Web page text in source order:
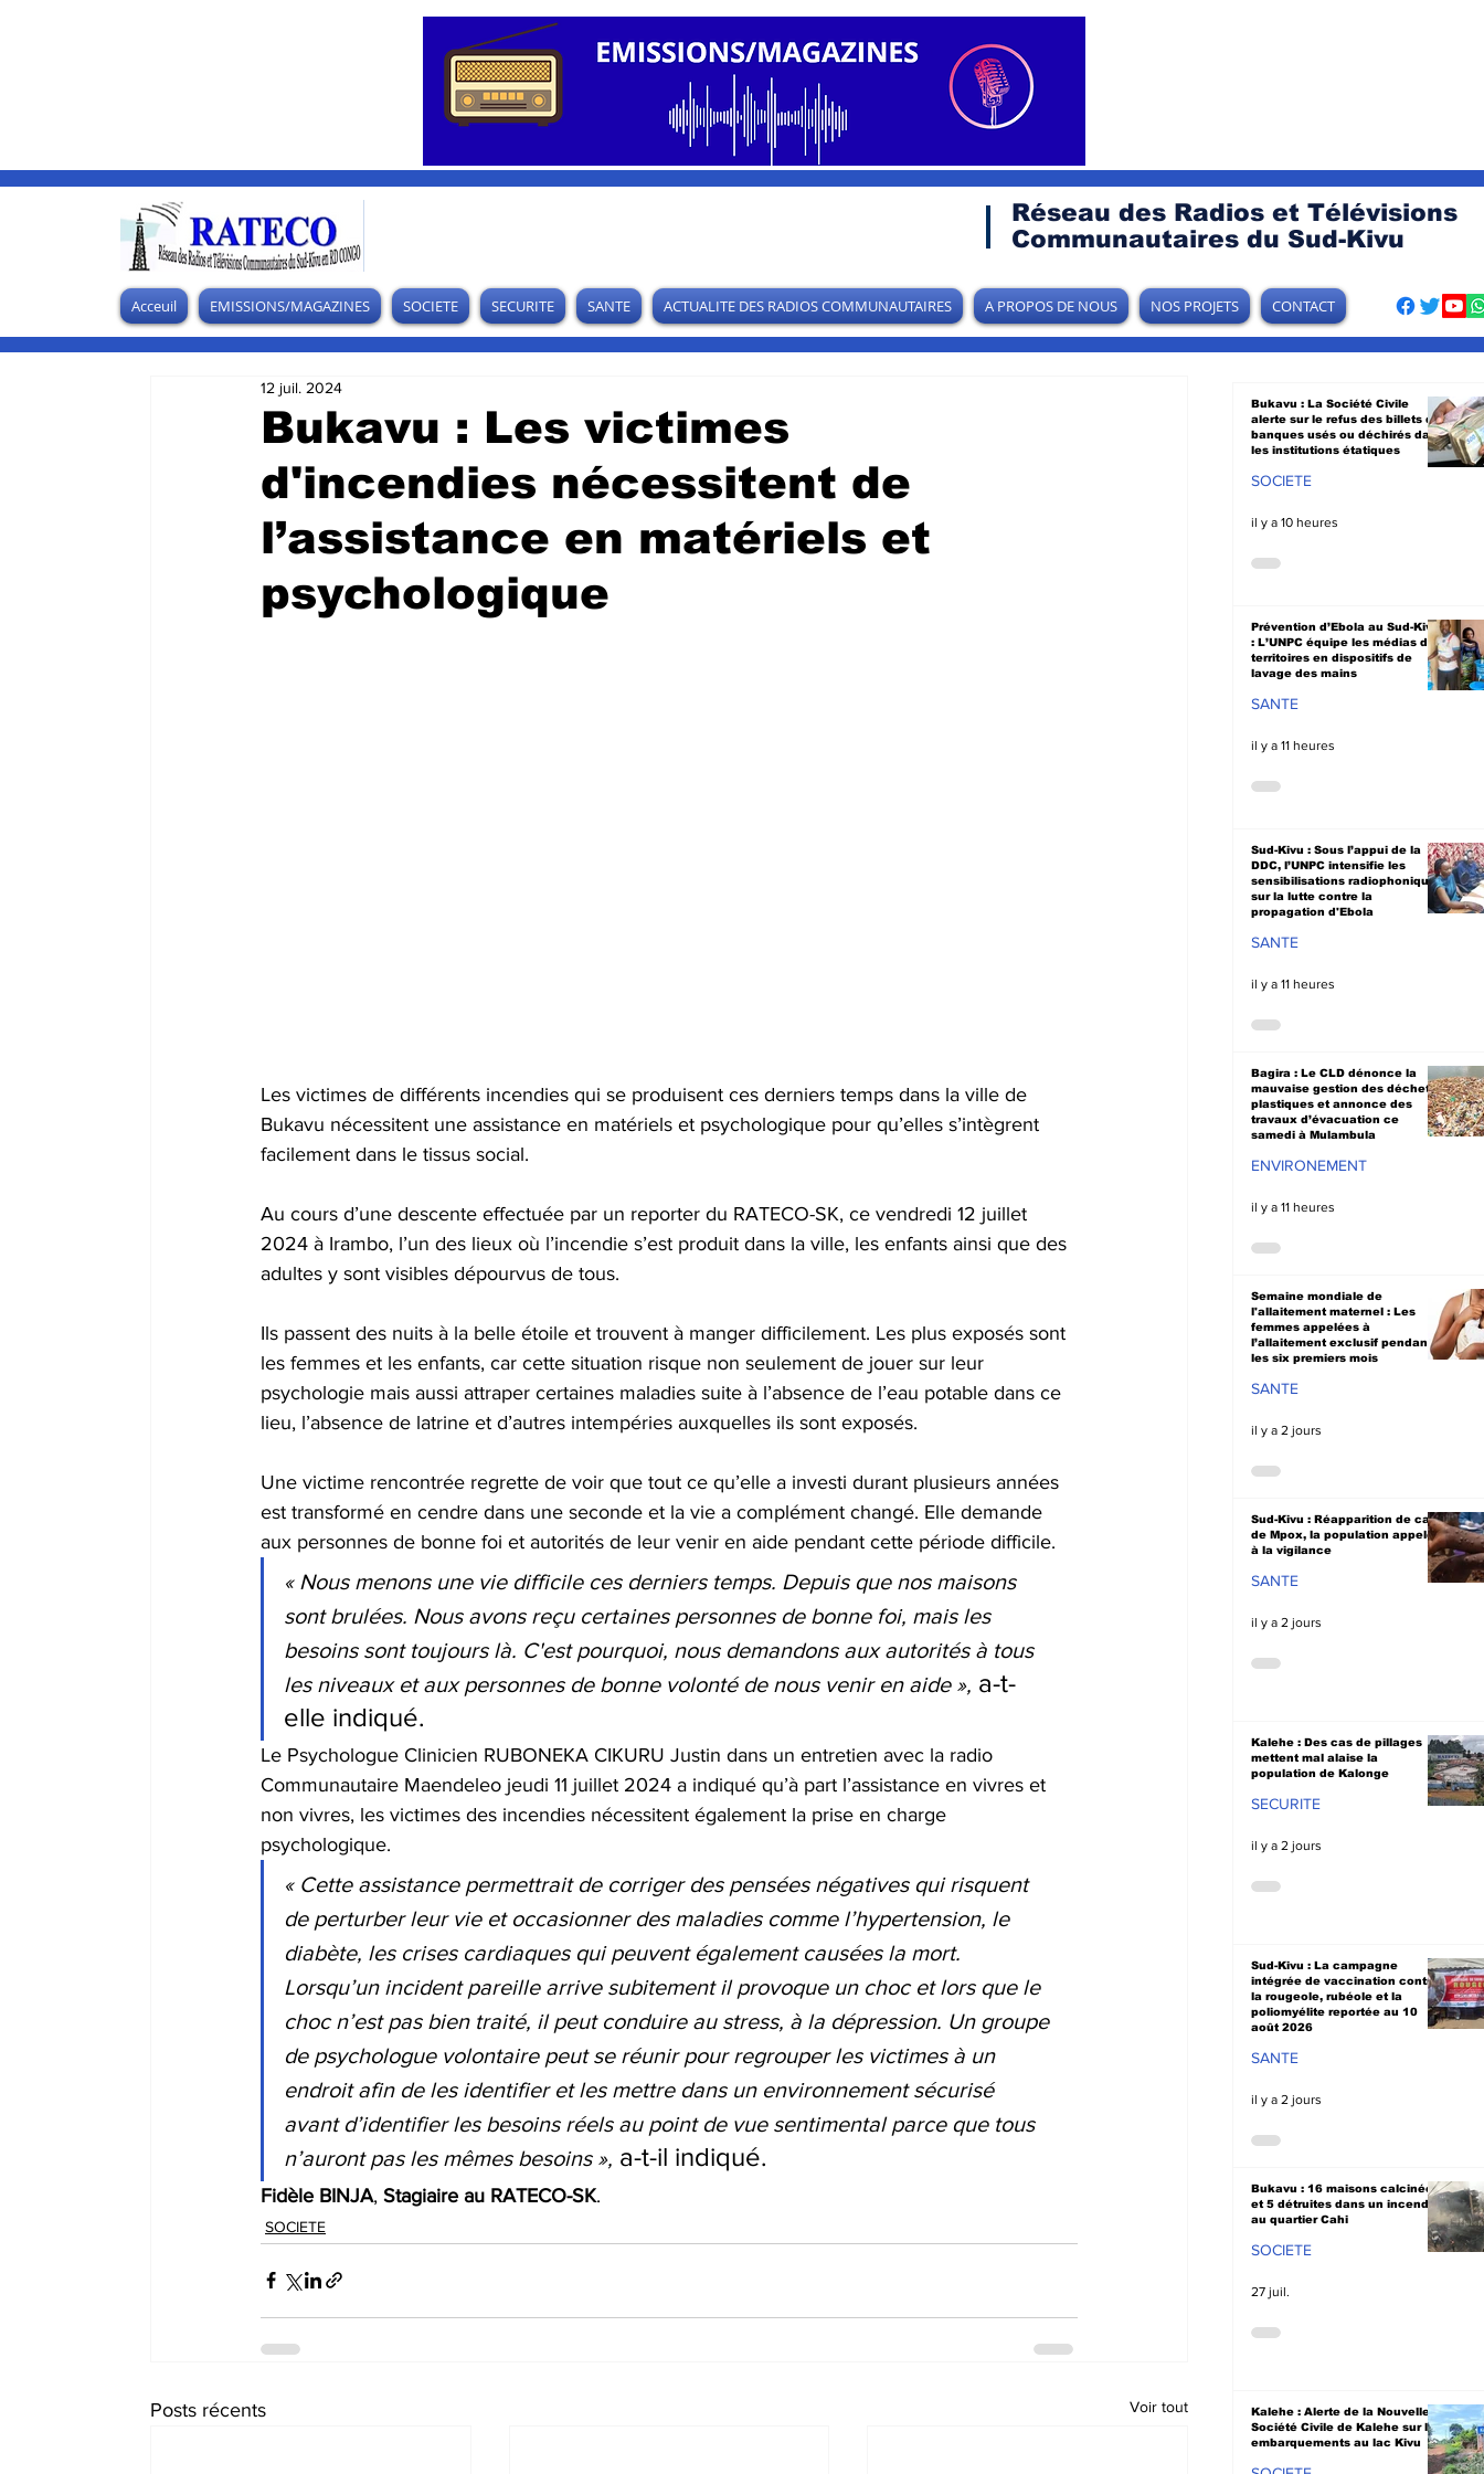
Réseau des Radios et Télévisions
Communautaires du Sud-Kivu
Acceuil EMISSIONS/MAGAZINES SOCIETE SECURITE SANTE ACTUALITE DES RADIOS COMMUNAUTAIRES A PROPOS DE NOUS NOS PROJETS CONTACT
Bukavu : Les victimes
d'incendies nécessitent de
l’assistance en matériels et
psychologique
12 juil. 2024
Les victimes de différents incendies qui se produisent ces derniers temps dans la ville de
Bukavu nécessitent une assistance en matériels et psychologique pour qu’elles s’intègrent
facilement dans le tissus social.
Au cours d’une descente effectuée par un reporter du RATECO-SK, ce vendredi 12 juillet
2024 à Irambo, l’un des lieux où l’incendie s’est produit dans la ville, les enfants ainsi que des
adultes y sont visibles dépourvus de tous.
Ils passent des nuits à la belle étoile et trouvent à manger difficilement. Les plus exposés sont
les femmes et les enfants, car cette situation risque non seulement de jouer sur leur
psychologie mais aussi attraper certaines maladies suite à l’absence de l’eau potable dans ce
lieu, l’absence de latrine et d’autres intempéries auxquelles ils sont exposés.
Une victime rencontrée regrette de voir que tout ce qu’elle a investi durant plusieurs années
est transformé en cendre dans une seconde et la vie a complément changé. Elle demande
aux personnes de bonne foi et autorités de leur venir en aide pendant cette période difficile.
« Nous menons une vie difficile ces derniers temps. Depuis que nos maisons
sont brulées. Nous avons reçu certaines personnes de bonne foi, mais les
besoins sont toujours là. C'est pourquoi, nous demandons aux autorités à tous
les niveaux et aux personnes de bonne volonté de nous venir en aide », a-t-
elle indiqué.
Le Psychologue Clinicien RUBONEKA CIKURU Justin dans un entretien avec la radio
Communautaire Maendeleo jeudi 11 juillet 2024 a indiqué qu’à part l’assistance en vivres et
non vivres, les victimes des incendies nécessitent également la prise en charge
psychologique.
« Cette assistance permettrait de corriger des pensées négatives qui risquent
de perturber leur vie et occasionner des maladies comme l’hypertension, le
diabète, les crises cardiaques qui peuvent également causées la mort.
Lorsqu’un incident pareille arrive subitement il provoque un choc et lors que le
choc n’est pas bien traité, il peut conduire au stress, à la dépression. Un groupe
de psychologue volontaire peut se réunir pour regrouper les victimes à un
endroit afin de les identifier et les mettre dans un environnement sécurisé
avant d’identifier les besoins réels au point de vue sentimental parce que tous
n’auront pas les mêmes besoins », a-t-il indiqué.
Fidèle BINJA, Stagiaire au RATECO-SK.
SOCIETE
Posts récents Voir tout
Bukavu : La Société Civile
alerte sur le refus des billets de
banques usés ou déchirés dans
les institutions étatiques
SOCIETE
il y a 10 heures
Prévention d’Ebola au Sud-Kivu
: L’UNPC équipe les médias de
territoires en dispositifs de
lavage des mains
SANTE
il y a 11 heures
Sud-Kivu : Sous l’appui de la
DDC, l’UNPC intensifie les
sensibilisations radiophoniques
sur la lutte contre la
propagation d'Ebola
SANTE
il y a 11 heures
Bagira : Le CLD dénonce la
mauvaise gestion des déchets
plastiques et annonce des
travaux d’évacuation ce
samedi à Mulambula
ENVIRONEMENT
il y a 11 heures
Semaine mondiale de
l'allaitement maternel : Les
femmes appelées à
l’allaitement exclusif pendant
les six premiers mois
SANTE
il y a 2 jours
Sud-Kivu : Réapparition de cas
de Mpox, la population appelée
à la vigilance
SANTE
il y a 2 jours
Kalehe : Des cas de pillages
mettent mal alaise la
population de Kalonge
SECURITE
il y a 2 jours
Sud-Kivu : La campagne
intégrée de vaccination contre
la rougeole, rubéole et la
poliomyélite reportée au 10
août 2026
SANTE
il y a 2 jours
Bukavu : 16 maisons calcinées
et 5 détruites dans un incendie
au quartier Cahi
SOCIETE
27 juil.
Kalehe : Alerte de la Nouvelle
Société Civile de Kalehe sur les
embarquements au lac Kivu